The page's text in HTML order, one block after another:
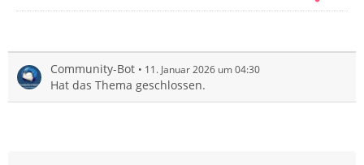
Community-Bot 11. Januar 2026 um 04:30
Hat das Thema geschlossen.